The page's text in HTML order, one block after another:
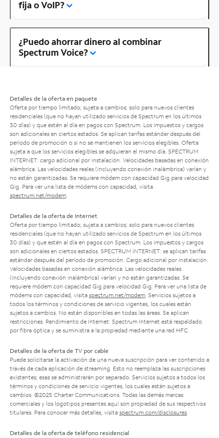
fija o VoIP?
¿Puedo ahorrar dinero al combinar
Spectrum Voice?
Detalles de la oferta en paquete
Oferta por tiempo limitado; sujeta a cambios; solo para nuevos clientes
residenciales (que no hayan utilizado servicios de Spectrum en los últimos
30 días) y que estén al día en pagos con Spectrum. Los impuestos y cargos
son adicionales en ciertos estados. Se aplican tarifas estándar después del
período de promoción o si no se mantienen los servicios elegibles. Oferta
sujeta a que los servicios elegibles se adquieran el mismo día. SPECTRUM
INTERNET: cargo adicional por instalación. Velocidades basadas en conexión
alámbrica. Las velocidades reales (incluyendo conexión inalámbrica) varían y
no están garantizadas. Se requiere módem con capacidad Gig para velocidad
Gig. Para ver una lista de módems con capacidad, visita
spectrum.net/modem
Detalles de la oferta de Internet
Oferta por tiempo limitado; sujeta a cambios; solo para nuevos clientes
residenciales (que no hayan utilizado servicios de Spectrum en los últimos
30 días) y que estén al día en pagos con Spectrum. Los impuestos y cargos
son adicionales en ciertos estados. SPECTRUM INTERNET: se aplican tarifas
estándar después del período de promoción. Cargo adicional por instalación.
Velocidades basadas en conexión alámbrica. Las velocidades reales
(incluyendo conexión inalámbrica) varían y no están garantizadas. Se
requiere módem con capacidad Gig para velocidad Gig. Para ver una lista de
módems con capacidad, visita spectrum.net/modem . Servicios sujetos a
todos los términos y condiciones de servicio vigentes, los cuales están
sujetos a cambios. No están disponibles en todas las áreas. Se aplican
restricciones. Rendimiento de Internet: Spectrum Internet está respaldado
por fibra óptica y se suministra a la propiedad mediante una red HFC.
Detalles de la oferta de TV por cable
Puede solicitarse la activación de una nueva suscripción para ver contenido a
través de cada aplicación de streaming. Esto no reemplaza las suscripciones
existentes; esas se administrarán por separado. Servicios sujetos a todos los
términos y condiciones de servicio vigentes, los cuales están sujetos a
cambios. ©2025 Charter Communications. Todas las demás marcas
comerciales y los logotipos presentes aquí son propiedad de sus respectivos
titulares. Para conocer más detalles, visita spectrum.com/disclosures
Detalles de la oferta de teléfono residencial